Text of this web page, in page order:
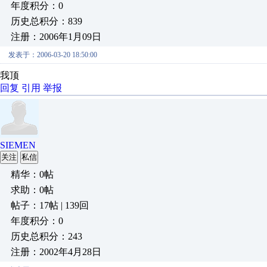
年度积分：0
历史总积分：839
注册：2006年1月09日
发表于：2006-03-20 18:50:00
我顶
回复 引用 举报
SIEMEN
关注 私信
精华：0帖
求助：0帖
帖子：17帖 | 139回
年度积分：0
历史总积分：243
注册：2002年4月28日